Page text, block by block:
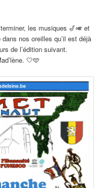
les musiques 🎷🎺 et
nos oreilles qu’il est déjà
de l’édition suivant.
🤍🩵